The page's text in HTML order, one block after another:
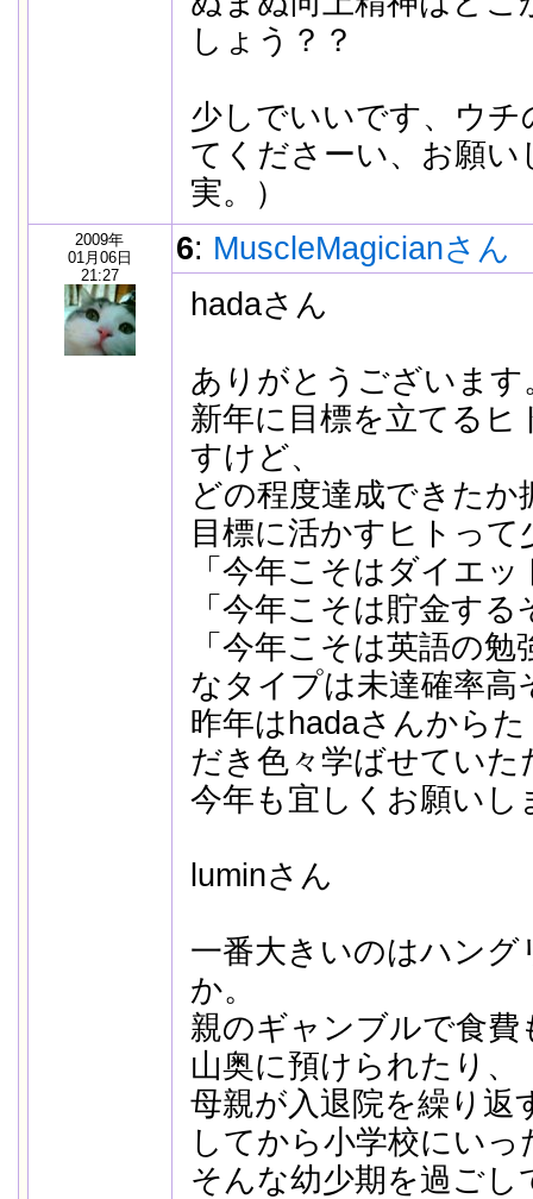
しょう？？
少しでいいです、ウ
てくださーい、お願
実。）
2009年
01月06日
21:27
6: MuscleMagicianさん
hadaさん
ありがとうございます
新年に目標を立てるヒ
すけど、
どの程度達成できた
目標に活かすヒトっ
「今年こそはダイエ
「今年こそは貯金す
「今年こそは英語の
なタイプは未達確率高
昨年はhadaさんから
だき色々学ばせていた
今年も宜しくお願いし
luminさん
一番大きいのはハング
か。
親のギャンブルで食
山奥に預けられたり、
母親が入退院を繰り返
してから小学校にいっ
そんな幼少期を過ご